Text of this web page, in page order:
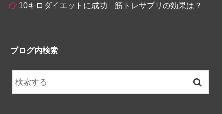
10キロダイエットに成功！筋トレサプリの効果は？
ブログ内検索